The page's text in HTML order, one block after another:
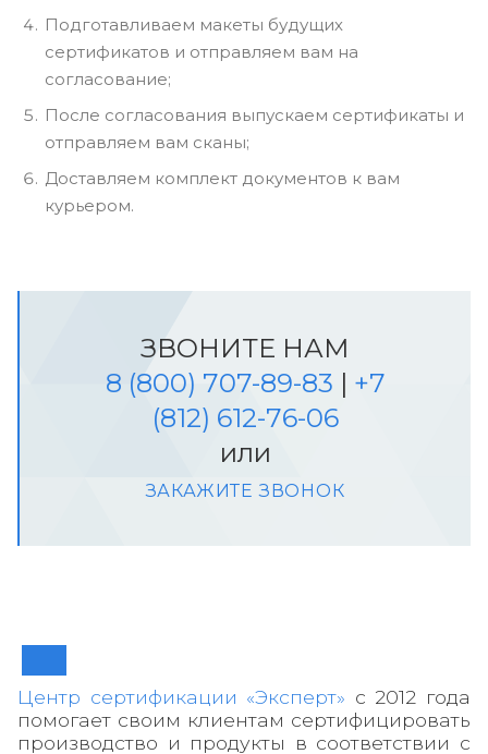
Подготавливаем макеты будущих
сертификатов и отправляем вам на
согласование;
После согласования выпускаем сертификаты и
отправляем вам сканы;
Доставляем комплект документов к вам
курьером.
ЗВОНИТЕ НАМ
8 (800) 707-89-83 | +7
(812) 612-76-06
или
ЗАКАЖИТЕ ЗВОНОК
Центр сертификации «Эксперт» с 2012 года
помогает своим клиентам сертифицировать
производство и продукты в соответствии с